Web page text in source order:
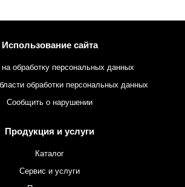
Использование сайта
обработку персональных данных
обработки персональных данных
Сообщить о нарушении
Продукция и услуги
Каталог
Сервис и услуги